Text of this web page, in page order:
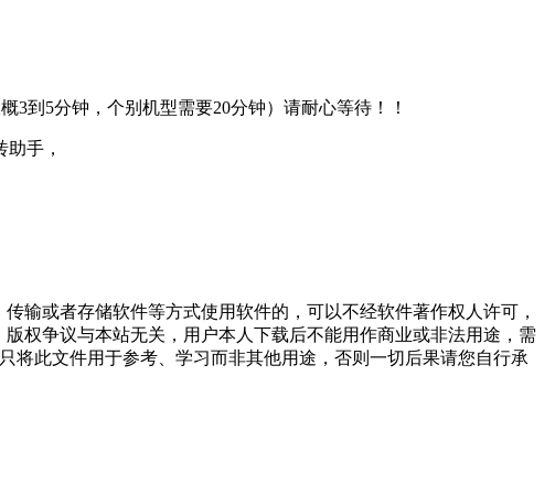
到5分钟，个别机型需要20分钟）请耐心等待！！
手，
输或者存储软件等方式使用软件的，可以不经软件著作权人许可，
权争议与本站无关，用户本人下载后不能用作商业或非法用途，需
将此文件用于参考、学习而非其他用途，否则一切后果请您自行承